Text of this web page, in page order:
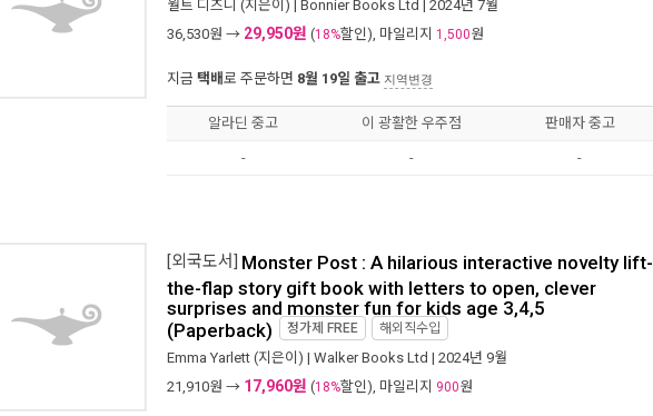
월트 디즈니 (지은이) | Bonnier Books Ltd | 2024년 7월
36,530원 → 29,950원 (18%할인), 마일리지 1,500원
지금 택배로 주문하면 8월 19일 출고 지역변경
알라딘 중고 이 광활한 우주점 판매자 중고
- - -
[외국도서] Monster Post : A hilarious interactive novelty lift-
the-flap story gift book with letters to open, clever
surprises and monster fun for kids age 3,4,5
(Paperback)
정가제 FREE 해외직수입
Emma Yarlett (지은이) | Walker Books Ltd | 2024년 9월
21,910원 → 17,960원 (18%할인), 마일리지 900원